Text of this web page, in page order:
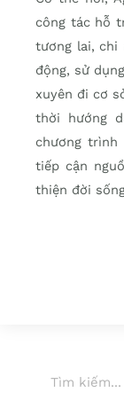
công tác hỗ
tương lai, chi
động, sử
xuyên đi cơ
thời hướng
chương trình
tiếp cận
thiện đời